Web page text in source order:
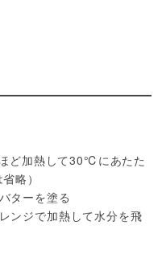
ど加熱して30℃にあたた
略）
ターを塗る
ンジで加熱して水分を飛